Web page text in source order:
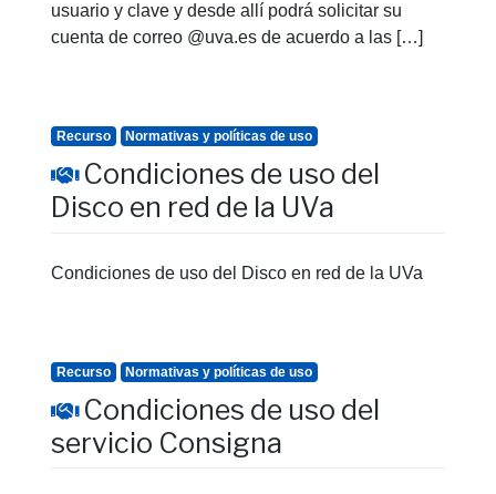
usuario y clave y desde allí podrá solicitar su
cuenta de correo @uva.es de acuerdo a las […]
Recurso Normativas y políticas de uso
Condiciones de uso del
Disco en red de la UVa
Condiciones de uso del Disco en red de la UVa
Recurso Normativas y políticas de uso
Condiciones de uso del
servicio Consigna